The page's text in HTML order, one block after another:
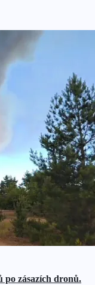
po zásazích dronů.